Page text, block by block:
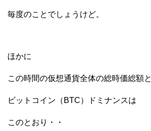
毎度のことでしょうけど。
ほかに
この時間の仮想通貨全体の総時価総額と
ビットコイン（BTC）ドミナンスは
このとおり・・